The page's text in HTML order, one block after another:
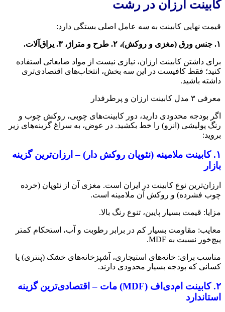
کابینت ارزان در رشت
قیمت نهایی کابینت به سه عامل اصلی بستگی دارد:
۱. جنس ورق (مغزی و روکش)، ۲. طرح و متراژ، ۳. یراق‌آلات.
برای داشتن کابینت ارزان، نیازی نیست از مواد ضایعاتی استفاده
کنید؛ فقط کافیست در این سه بخش، انتخاب‌های اقتصادی‌تری
داشته باشید.
معرفی ۳ مدل کابینت ارزان و پرطرفدار
اگر بودجه محدودی دارید، دور کابینت‌های چوبی، روکش چوب و
رنگ پولیشی (انزو) را خط بکشید. در عوض، به سراغ گزینه‌های زیر
بروید:
۱. کابینت ملامینه (نئوپان روکش دار) – ارزان‌ترین گزینه
بازار
ارزان‌ترین نوع کابینت در ایران است. مغزی آن از نئوپان (خرده
چوب فشرده) و روکش آن ملامینه است.
مزایا: قیمت بسیار پایین، تنوع رنگ بالا.
معایب: مقاومت بسیار کم در برابر رطوبت و آب، استحکام کمتر
پیچ‌خور نسبت به MDF.
مناسب برای: خانه‌های استیجاری، آشپزخانه‌های خشک (پنتری) یا
کسانی که بودجه بسیار محدودی دارند.
۲. کابینت ام‌دی‌اف (MDF) مات – اقتصادی‌ترین گزینه
استاندارد